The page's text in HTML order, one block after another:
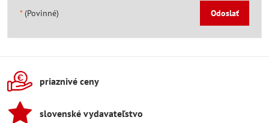
*(Povinné) Odoslať
priaznivé ceny
slovenské vydavateľstvo